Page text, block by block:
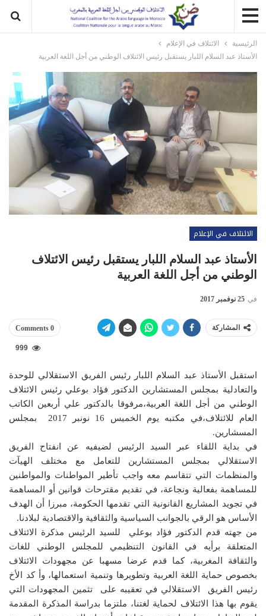
الرئيسية
الائتلاف في الإعلام
الأستاذ عبد السلام اللبار يستقبل رئيس الائتلاف الوطني من أجل اللغة العربية
الائتلاف في الإعلام
الأستاذ عبد السلام اللبار يستقبل رئيس الائتلاف
الوطني من أجل اللغة العربية
في 25 نوفمبر 2017
المشاركة 0 Comments
999
استقبل الأستاذ عبد السلام اللبار رئيس الفريق الاستقلالي للوحدة
والتعادلية بمجلس المستشارين الدكتور فؤاد بوعلي رئيس الائتلاف
الوطني من أجل اللغة العربية،مرفوقا بالدكتور علي أربعين الكاتب
العام للائتلاف،في مكتبه يوم الخميس 16 نونبر 2017 بمجلس
المسشارين.
في بداية اللقاء عبر السيد الرئيس لضيفيه عن انفتاح الفريق
الاستقلالي بمجلس المستشارين للتعامل مع مختلف الهيآت
والمنظمات التي تتقاسم معه واجب تأطير المواطنات والمواطنين
للمساهمة بفعالية ونجاعة، في تقديم مقترحات قوانين أو المساهمة
في تجويد المشاريع القانونية التي تقدمها الحكومة، مبرزا أن الهدف
الأساس هو الرقي بالجوانب السياسية والثقافية والاقتصادية لبلادنا.
من جهته قدم الدكتور فؤاد بوعلي للسيد الرئيس مذكرة الائتلاف
المتعلقة برأيه في القانون التنظيمي للمجلس الوطني للغات
والثقافة المغربية، كما قدم عرضا مسهبا عن مجهودات الائتلاف
بخصوص حماية اللغة العربية وتطويرها وتنمية استعمالها، وأ كد الأخ
رئيس الفريق الاستقلالي في تعقيبه على تثمين المجهودات التي
يقوم بها هذا الائتلاف لحماية لغتنا، ملتزما بدراسة المذكرة المقدمة